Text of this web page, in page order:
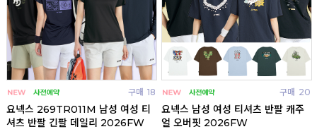
구매 18
요넥스 269TR011M 남성 여성 티
셔츠 반팔 긴팔 데일리 2026FW
구매 20
요넥스 남성 여성 티셔츠 반팔 캐주
얼 오버핏 2026FW